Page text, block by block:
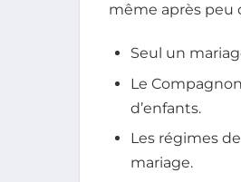
même après peu
Seul un
Le
d’enfants.
Les régimes
mariage.